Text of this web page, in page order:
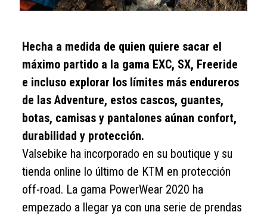
Hecha a medida de quien quiere sacar el
máximo partido a la gama EXC, SX, Freeride
e incluso explorar los límites más endureros
de las Adventure, estos cascos, guantes,
botas, camisas y pantalones aúnan confort,
durabilidad y protección.
Valsebike ha incorporado en su boutique y su
tienda online lo último de KTM en protección
off-road. La gama PowerWear 2020 ha
empezado a llegar ya con una serie de prendas